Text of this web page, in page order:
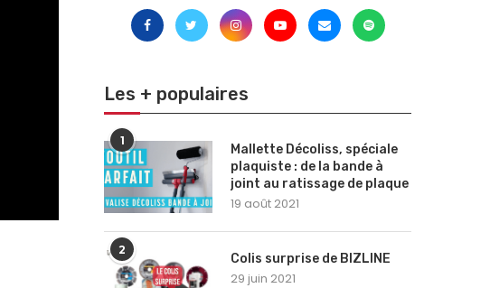
Les + populaires
1
Mallette Décoliss, spéciale
plaquiste : de la bande à
joint au ratissage de plaque
19 août 2021
2
Colis surprise de BIZLINE
29 juin 2021